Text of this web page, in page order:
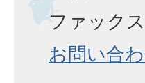
ファック
お問い合